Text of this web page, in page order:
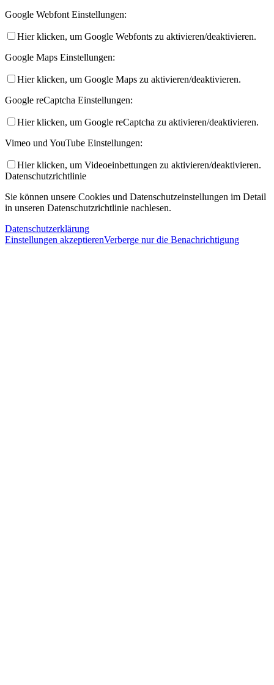
Google Webfont Einstellungen:
Hier klicken, um Google Webfonts zu aktivieren/deaktivieren.
Google Maps Einstellungen:
Hier klicken, um Google Maps zu aktivieren/deaktivieren.
Google reCaptcha Einstellungen:
Hier klicken, um Google reCaptcha zu aktivieren/deaktivieren.
Vimeo und YouTube Einstellungen:
Hier klicken, um Videoeinbettungen zu aktivieren/deaktivieren.
Datenschutzrichtlinie
Sie können unsere Cookies und Datenschutzeinstellungen im Detail
in unseren Datenschutzrichtlinie nachlesen.
Datenschutzerklärung
Einstellungen akzeptierenVerberge nur die Benachrichtigung